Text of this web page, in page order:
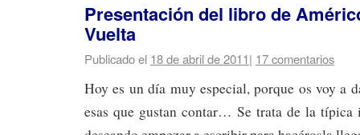
Presentación del libro de
Vuelta
Publicado el 18 de abril de 2011| 17 comentarios
Hoy es un día muy especial, porque os voy a
esas que gustan contar… Se trata de la típica